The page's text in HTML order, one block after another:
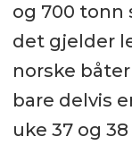
og 700 tonn
det gjelder
norske
bare delvis
uke 37 og